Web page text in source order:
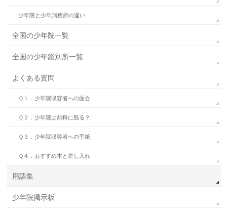
少年院と少年刑務所の違い
全国の少年院一覧
全国の少年鑑別所一覧
よくある質問
Ｑ１．少年院収容者への面会
Ｑ２．少年院は前科に残る？
Ｑ３．少年院収容者への手紙
Ｑ４．おすすめ本と差し入れ
用語集
少年院掲示板